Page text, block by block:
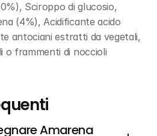
Sciroppo di glucosio,
(4%), Acidificante acido
antociani estratti da vegetali,
o frammenti di noccioli
Amarena